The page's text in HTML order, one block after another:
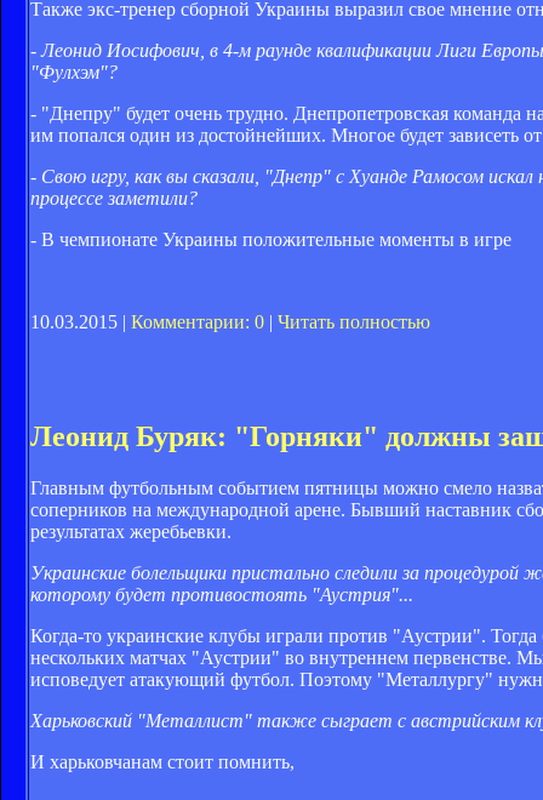
Также экс-тренер сборной Украины выразил свое мнение
- Леонид Иосифович, в 4-м раунде квалификации Лиги
"Фулхэм"?
- "Днепру" будет очень трудно. Днепропетровская команда
им попался один из достойнейших. Многое будет зависеть
- Свою игру, как вы сказали, "Днепр" с Хуанде Рамосом
процессе заметили?
- В чемпионате Украины положительные моменты в игре
10.03.2015 | Комментарии: 0 | Читать полностью
Леонид Буряк: "Горняки" должны
Главным футбольным событием пятницы можно смело
соперников на международной арене. Бывший наставник
результатах жеребьевки.
Украинские болельщики пристально следили за процедурой
которому будет противостоять "Аустрия"...
Когда-то украинские клубы играли против "Аустрии".
нескольких матчах "Аустрии" во внутреннем первенстве.
исповедует атакующий футбол. Поэтому "Металлургу"
Харьковский "Металлист" также сыграет с австрийским
И харьковчанам стоит помнить,